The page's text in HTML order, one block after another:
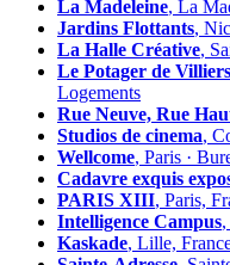
La Madeleine, La
Jardins Flottants,
La Halle Créative,
Le Potager de Villiers
Logements
Rue Neuve, Rue
Studios de cinema,
Wellcome, Paris ·
Cadavre exquis
PARIS XIII, Paris,
Intelligence Campus
Kaskade, Lille,